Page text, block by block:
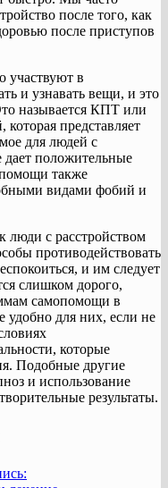
после того, как
после приступов
участвуют в
и узнавать вещи, и это
называется КПТ или
представляет
для людей с
дает положительные
также
видами фобий и
люди с расстройством
противодействовать
и им следует
слишком дорого,
самопомощи в
удобно для них, если не
которые
Подобные другие
и использование
результаты.